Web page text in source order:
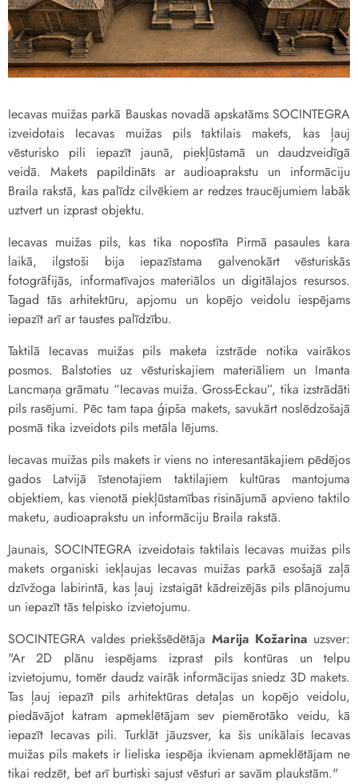
Iecavas muižas parkā Bauskas novadā apskatāms SOCINTEGRA
izveidotais Iecavas muižas pils taktilais makets, kas ļauj
vēsturisko pili iepazīt jaunā, piekļūstamā un daudzveidīgā
veidā. Makets papildināts ar audioaprakstu un informāciju
Braila rakstā, kas palīdz cilvēkiem ar redzes traucējumiem labāk
uztvert un izprast objektu.
Iecavas muižas pils, kas tika nopostīta Pirmā pasaules kara
laikā, ilgstoši bija iepazīstama galvenokārt vēsturiskās
fotogrāfijās, informatīvajos materiālos un digitālajos resursos.
Tagad tās arhitektūru, apjomu un kopējo veidolu iespējams
iepazīt arī ar taustes palīdzību.
Taktilā Iecavas muižas pils maketa izstrāde notika vairākos
posmos. Balstoties uz vēsturiskajiem materiāliem un Imanta
Lancmaņa grāmatu “Iecavas muiža. Gross-Eckau”, tika izstrādāti
pils rasējumi. Pēc tam tapa ģipša makets, savukārt noslēdzošajā
posmā tika izveidots pils metāla lējums.
Iecavas muižas pils makets ir viens no interesantākajiem pēdējos
gados Latvijā īstenotajiem taktilajiem kultūras mantojuma
objektiem, kas vienotā piekļūstamības risinājumā apvieno taktilo
maketu, audioaprakstu un informāciju Braila rakstā.
Jaunais, SOCINTEGRA izveidotais taktilais Iecavas muižas pils
makets organiski iekļaujas Iecavas muižas parkā esošajā zaļā
dzīvžoga labirintā, kas ļauj izstaigāt kādreizējās pils plānojumu
un iepazīt tās telpisko izvietojumu.
SOCINTEGRA valdes priekšsēdētāja Marija Kožarina uzsver:
"Ar 2D plānu iespējams izprast pils kontūras un telpu
izvietojumu, tomēr daudz vairāk informācijas sniedz 3D makets.
Tas ļauj iepazīt pils arhitektūras detaļas un kopējo veidolu,
piedāvājot katram apmeklētājam sev piemērotāko veidu, kā
iepazīt Iecavas pili. Turklāt jāuzsver, ka šis unikālais Iecavas
muižas pils makets ir lieliska iespēja ikvienam apmeklētājam ne
tikai redzēt, bet arī burtiski sajust vēsturi ar savām plaukstām."